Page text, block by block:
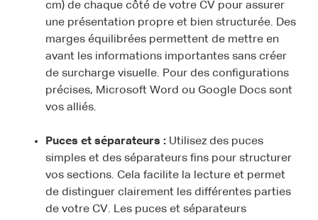
cm) de chaque côté de votre CV pour assurer
une présentation propre et bien structurée. Des
marges équilibrées permettent de mettre en
avant les informations importantes sans créer
de surcharge visuelle. Pour des configurations
précises, Microsoft Word ou Google Docs sont
vos alliés.
Puces et séparateurs : Utilisez des puces
simples et des séparateurs fins pour structurer
vos sections. Cela facilite la lecture et permet
de distinguer clairement les différentes parties
de votre CV. Les puces et séparateurs